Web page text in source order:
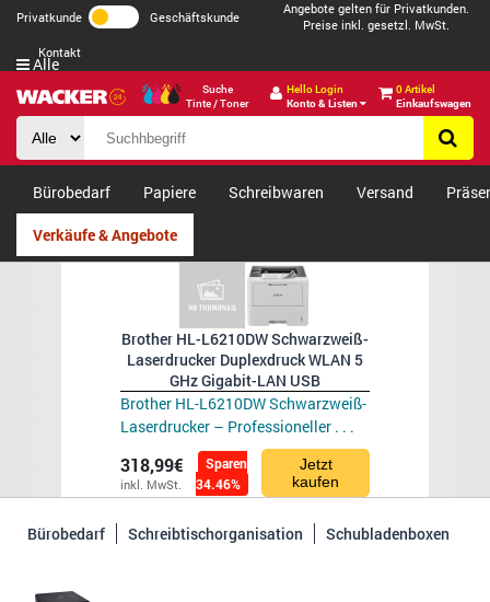
Privatkunde Geschäftskunde
Angebote gelten für Privatkunden.
Preise inkl. gesetzl. MwSt.
Kontakt
Suche
Tinte / Toner
Hello Login
Konto & Listen
0 Artikel
Einkaufswagen
Alle
Bürobedarf Papiere Schreibwaren Versand
Verkäufe & Angebote
Brother HL-L6210DW Schwarzweiß-
Laserdrucker Duplexdruck WLAN 5
GHz Gigabit-LAN USB
Brother HL-L6210DW Schwarzweiß-
Laserdrucker – Professioneller . . .
318,99€
inkl. MwSt.
Sparen
34.46%
Jetzt
kaufen
Bürobedarf Schreibtischorganisation Schubladenboxen